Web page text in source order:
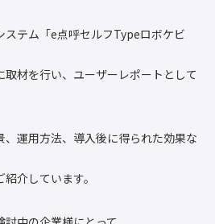
ステム「e点呼セルフTypeロボケビ
材を行い、ユーザーレポートとして
、運用方法、導入後に得られた効果な
介しています。